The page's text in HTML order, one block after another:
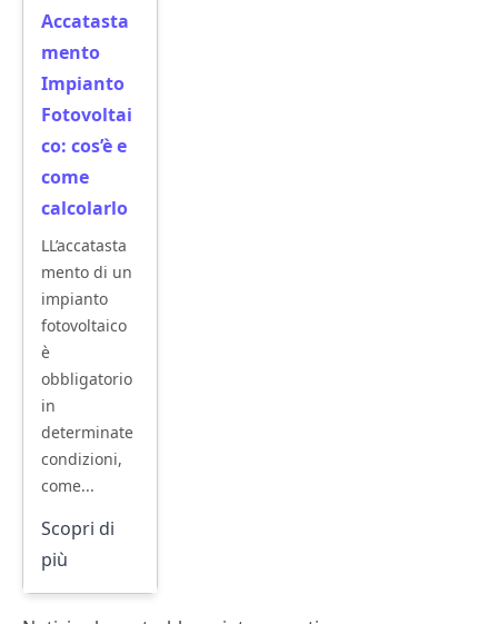
Accatasta
mento
Impianto
Fotovoltai
co: cos’è e
come
calcolarlo
LL’accatasta
mento di un
impianto
fotovoltaico
è
obbligatorio
in
determinate
condizioni,
come...
Scopri di
più